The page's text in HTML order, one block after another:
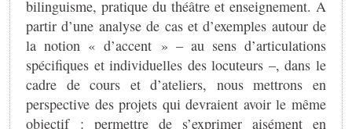
bilinguisme, pratique du théâtre et enseignement. A
partir d’une analyse de cas et d’exemples autour de
la notion « d’accent » – au sens d’articulations
spécifiques et individuelles des locuteurs –, dans le
cadre de cours et d’ateliers, nous mettrons en
perspective des projets qui devraient avoir le même
objectif : permettre de s’exprimer aisément en